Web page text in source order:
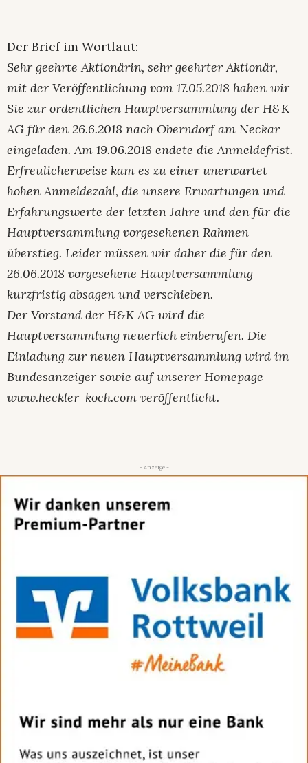
Der Brief im Wortlaut:
Sehr geehrte Aktionärin, sehr geehrter Aktionär,
mit der Veröffentlichung vom 17.05.2018 haben wir
Sie zur ordentlichen Hauptversammlung der H&K
AG für den 26.6.2018 nach Oberndorf am Neckar
eingeladen. Am 19.06.2018 endete die Anmeldefrist.
Erfreulicherweise kam es zu einer unerwartet
hohen Anmeldezahl, die unsere Erwartungen und
Erfahrungswerte der letzten Jahre und den für die
Hauptversammlung vorgesehenen Rahmen
überstieg. Leider müssen wir daher die für den
26.06.2018 vorgesehene Hauptversammlung
kurzfristig absagen und verschieben.
Der Vorstand der H&K AG wird die
Hauptversammlung neuerlich einberufen. Die
Einladung zur neuen Hauptversammlung wird im
Bundesanzeiger sowie auf unserer Homepage
www.heckler-koch.com veröffentlicht.
- Anzeige -